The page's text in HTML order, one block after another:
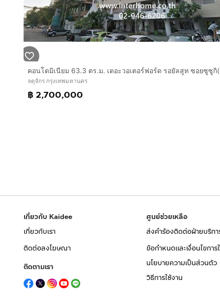
Interhome Realty Estate
www.interhome.co.th
โทร.กดเพื่อดูเบอร์โทร xxxxxx206
https://www.interhome.co.th/
จตุจักร กรุงเทพมหานคร
฿ 2,700,000
เกี่ยวกับ Kaidee
เกี่ยวกับเรา
ติดต่อลงโฆษณา
ติดตามเรา
ศูนย์ช่วยเหลือ
ส่งคำร้องติดต่อฝ่ายบริก
ข้อกำหนดและเงื่อนไขการ
นโยบายความเป็นส่วนตัว
วิธีการใช้งาน